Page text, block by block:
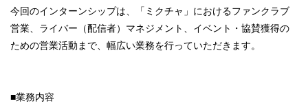
今回のインターンシップは、「ミクチャ」におけるファンクラブ
営業、ライバー（配信者）マネジメント、イベント・協賛獲得の
ための営業活動まで、幅広い業務を行っていただきます。
■業務内容